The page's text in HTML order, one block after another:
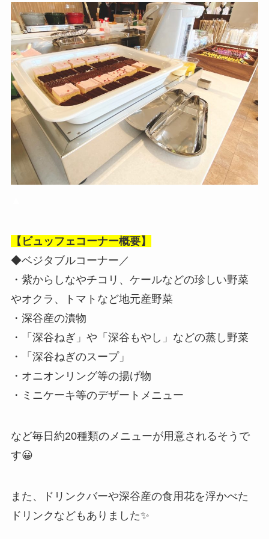
【ビュッフェコーナー概要】
◆ベジタブルコーナー／
・紫からしなやチコリ、ケールなどの珍しい野菜
やオクラ、トマトなど地元産野菜
・深谷産の漬物
・「深谷ねぎ」や「深谷もやし」などの蒸し野菜
・「深谷ねぎのスープ」
・オニオンリング等の揚げ物
・ミニケーキ等のデザートメニュー
など毎日約20種類のメニューが用意されるそうで
す😀
また、ドリンクバーや深谷産の食用花を浮かべた
ドリンクなどもありました✨